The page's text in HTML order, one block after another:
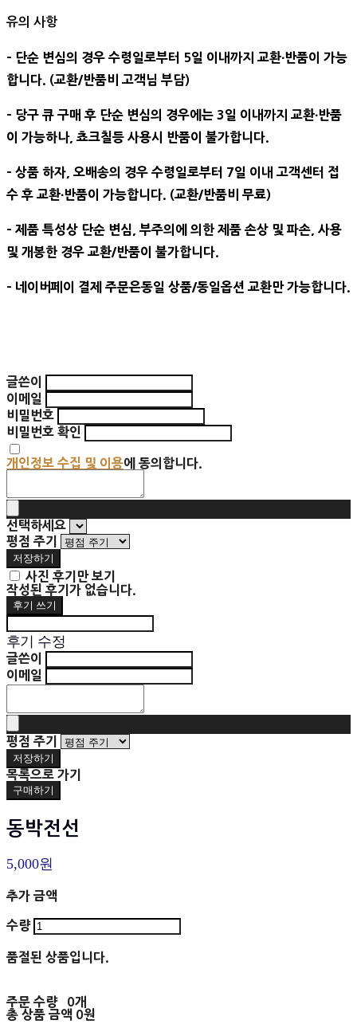
유의 사항
- 단순 변심의 경우 수령일로부터 5일 이내까지 교환∙반품이 가능
합니다. (교환/반품비 고객님 부담)
- 당구 큐 구매 후 단순 변심의 경우에는 3일 이내까지 교환∙반품
이 가능하나, 쵸크칠등 사용시 반품이 불가합니다.
- 상품 하자, 오배송의 경우 수령일로부터 7일 이내 고객센터 접
수 후 교환∙반품이 가능합니다. (교환/반품비 무료)
- 제품 특성상 단순 변심, 부주의에 의한 제품 손상 및 파손, 사용
및 개봉한 경우 교환/반품이 불가합니다.
- 네이버페이 결제 주문은동일 상품/동일옵션 교환만 가능합니다.
글쓴이
이메일
비밀번호
비밀번호 확인
개인정보 수집 및 이용에 동의합니다.
선택하세요
평점 주기
저장하기
사진 후기만 보기
작성된 후기가 없습니다.
후기 쓰기
후기 수정
글쓴이
이메일
평점 주기
저장하기
목록으로 가기
구매하기
동박전선
5,000원
추가 금액
수량
품절된 상품입니다.
주문 수량
0개
총 상품 금액 0원